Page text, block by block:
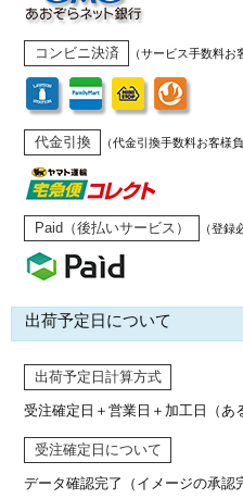
コンビニ決済 （サービス手数料お
代金引換 （代金引換手数料お客様負
Paid（後払いサービス） （登録
出荷予定日について
出荷予定日計算方式
受注確定日＋営業日＋加工日（あ
受注確定日について
データ確認完了（イメージの承認